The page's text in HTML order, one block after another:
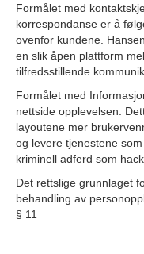
Formålet med
korrespondanse er å
ovenfor kundene.
en slik åpen plattform
tilfredsstillende
Formålet med
nettside opplevelsen.
layoutene mer
og levere tjenestene
kriminell adferd som
Det rettslige grunnlaget
behandling av
§ 11